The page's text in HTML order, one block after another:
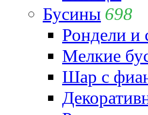
Бусины 698
Рондели и
Мелкие
Шар с